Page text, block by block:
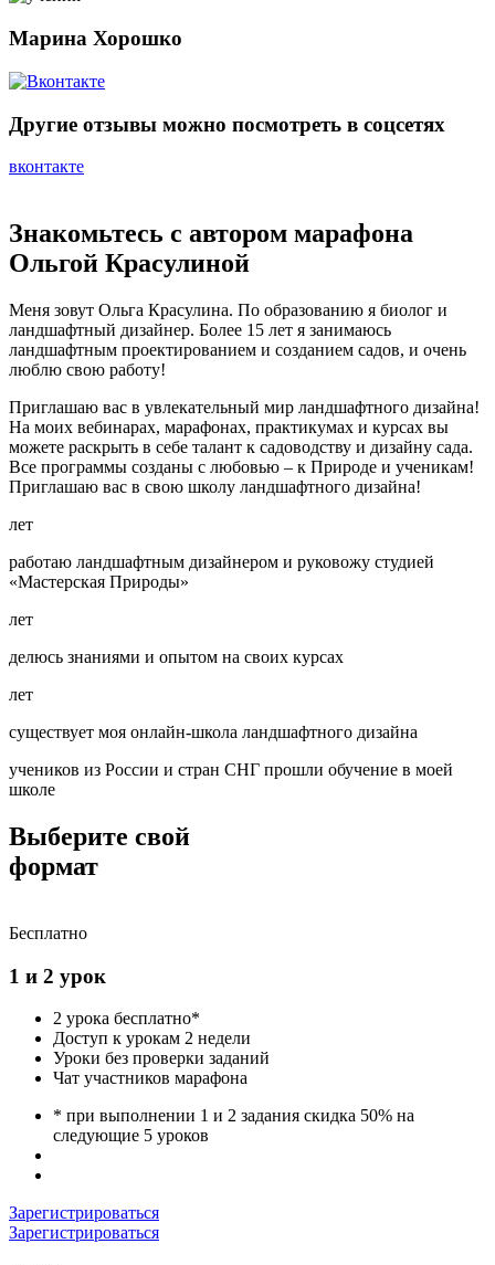
Марина Хорошко
Другие отзывы можно посмотреть в соцсетях
вконтакте
Знакомьтесь с автором марафона
Ольгой Красулиной
Меня зовут Ольга Красулина. По образованию я биолог и
ландшафтный дизайнер. Более 15 лет я занимаюсь
ландшафтным проектированием и созданием садов, и очень
люблю свою работу!
Приглашаю вас в увлекательный мир ландшафтного дизайна!
На моих вебинарах, марафонах, практикумах и курсах вы
можете раскрыть в себе талант к садоводству и дизайну сада.
Все программы созданы с любовью – к Природе и ученикам!
Приглашаю вас в свою школу ландшафтного дизайна!
лет
работаю ландшафтным дизайнером и руковожу студией
«Мастерская Природы»
лет
делюсь знаниями и опытом на своих курсах
лет
существует моя онлайн-школа ландшафтного дизайна
учеников из России и стран СНГ прошли обучение в моей
школе
Выберите свой
формат
Бесплатно
1 и 2 урок
2 урока бесплатно*
Доступ к урокам 2 недели
Уроки без проверки заданий
Чат участников марафона
* при выполнении 1 и 2 задания скидка 50% на
следующие 5 уроков
Зарегистрироваться
Зарегистрироваться